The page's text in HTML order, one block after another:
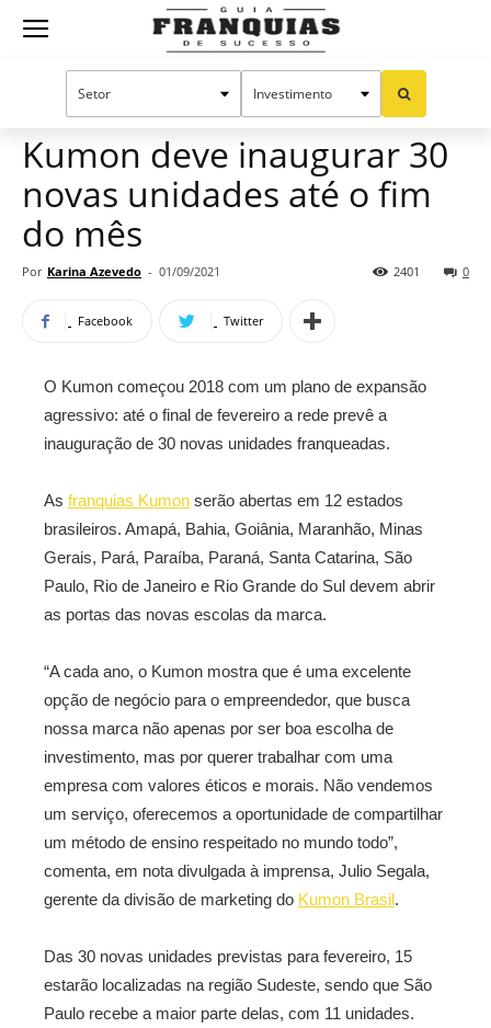
Guia
Mercado de franquias
Kumon deve inaugurar 30
novas unidades até o fim
do mês
Por Karina Azevedo - 01/09/2021 0
2401
Facebook Twitter
O Kumon começou 2018 com um plano de expansão
agressivo: até o final de fevereiro a rede prevê a
inauguração de 30 novas unidades franqueadas.
As franquias Kumon serão abertas em 12 estados
brasileiros. Amapá, Bahia, Goiânia, Maranhão, Minas
Gerais, Pará, Paraíba, Paraná, Santa Catarina, São
Paulo, Rio de Janeiro e Rio Grande do Sul devem abrir
as portas das novas escolas da marca.
“A cada ano, o Kumon mostra que é uma excelente
opção de negócio para o empreendedor, que busca
nossa marca não apenas por ser boa escolha de
investimento, mas por querer trabalhar com uma
empresa com valores éticos e morais. Não vendemos
um serviço, oferecemos a oportunidade de compartilhar
um método de ensino respeitado no mundo todo”,
comenta, em nota divulgada à imprensa, Julio Segala,
gerente da divisão de marketing do Kumon Brasil.
Das 30 novas unidades previstas para fevereiro, 15
estarão localizadas na região Sudeste, sendo que São
Paulo recebe a maior parte delas, com 11 unidades.